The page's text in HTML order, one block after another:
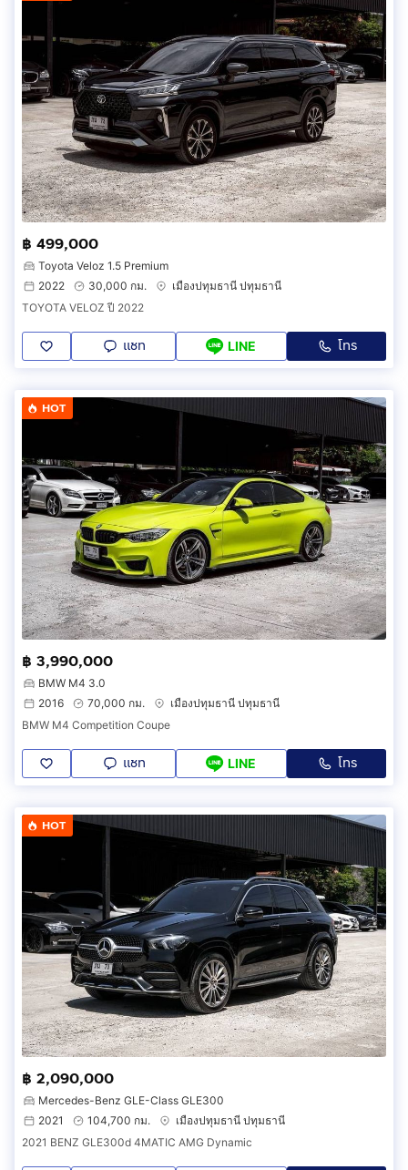
฿ 499,000
Toyota Veloz 1.5 Premium
2022
30,000 กม.
เมืองปทุมธานี ปทุมธานี
TOYOTA VELOZ ปี 2022
แชท LINE โทร
HOT
฿ 3,990,000
BMW M4 3.0
2016
70,000 กม.
เมืองปทุมธานี ปทุมธานี
BMW M4 Competition Coupe
แชท LINE โทร
HOT
฿ 2,090,000
Mercedes-Benz GLE-Class GLE300
2021
104,700 กม.
เมืองปทุมธานี ปทุมธานี
2021 BENZ GLE300d 4MATIC AMG Dynamic